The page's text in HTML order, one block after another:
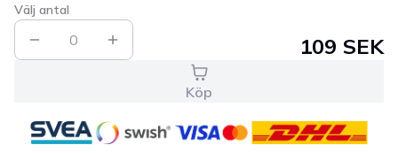
Välj antal
0 109 SEK
Köp